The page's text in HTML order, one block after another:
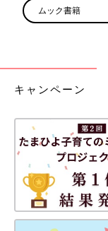
ムック書籍
キャンペーン